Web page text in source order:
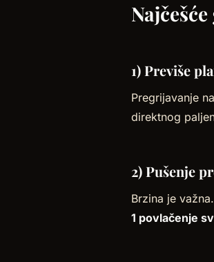
1) Previše
Pregrijavanje
direktnog
2) Pušenje
Brzina je
1 povlačenje